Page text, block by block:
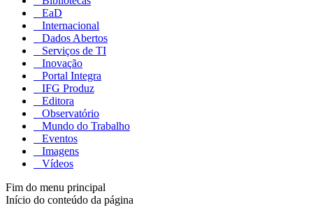
EaD
Internacional
Dados Abertos
Serviços de TI
Inovação
Portal Integra
IFG Produz
Editora
Observatório
Mundo do Trabalho
Eventos
Imagens
Vídeos
Fim do menu principal
Início do conteúdo da página